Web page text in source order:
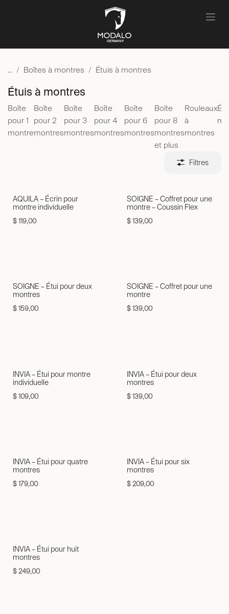
... Boîtes à montres Étuis à montres
Étuis à montres
Boîte
pour 1
montre
Boîte
pour 2
montres
Boîte
pour 3
montres
Boîte
pour 4
montres
Boîte
pour 6
montres
Boîte
pour 8
montres
et plus
Rouleaux
à
montres
Filtres
AQUILA – Écrin pour
montre individuelle
$119,00
SOIGNE – Coffret pour une
montre – Coussin Flex
$139,00
SOIGNE – Étui pour deux
montres
$159,00
SOIGNE – Coffret pour une
montre
$139,00
INVIA – Étui pour montre
individuelle
$109,00
INVIA – Étui pour deux
montres
$139,00
INVIA – Étui pour quatre
montres
$179,00
INVIA – Étui pour six
montres
$209,00
INVIA – Étui pour huit
montres
$249,00